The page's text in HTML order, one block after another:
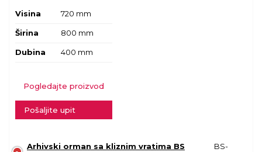
Visina 720 mm
Širina 800 mm
Dubina 400 mm
Pogledajte proizvod
Pošaljite upit
Arhivski orman sa kliznim vratima BS
BS-